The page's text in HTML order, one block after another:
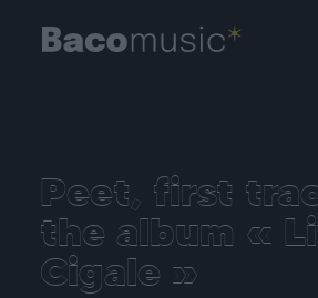
Peet, first
the album «
Cigale »